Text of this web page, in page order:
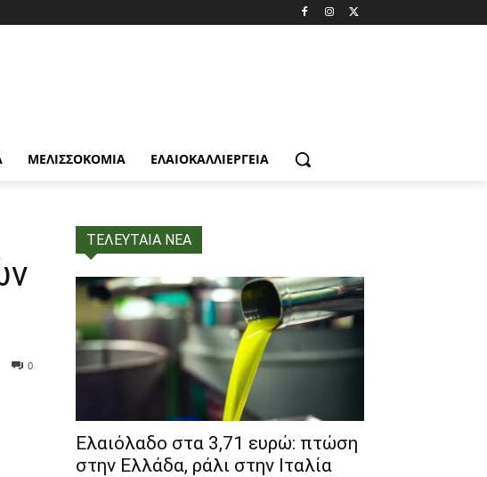
ΜΕΛΙΣΣΟΚΟΜΙΑ ΕΛΑΙΟΚΑΛΛΙΈΡΓΕΙΑ
0
ΤΕΛΕΥΤΑΙΑ ΝΕΑ
Ελαιόλαδο στα 3,71 ευρώ: πτώση
στην Ελλάδα, ράλι στην Ιταλία